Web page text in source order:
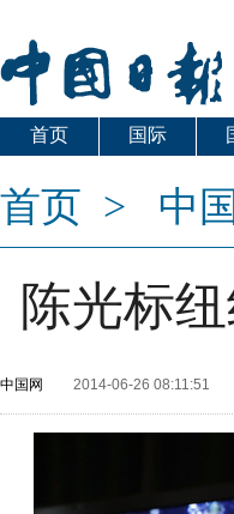
首页 国际
首页 > 中
陈光标
中国网 2014-06-26 08:11:51